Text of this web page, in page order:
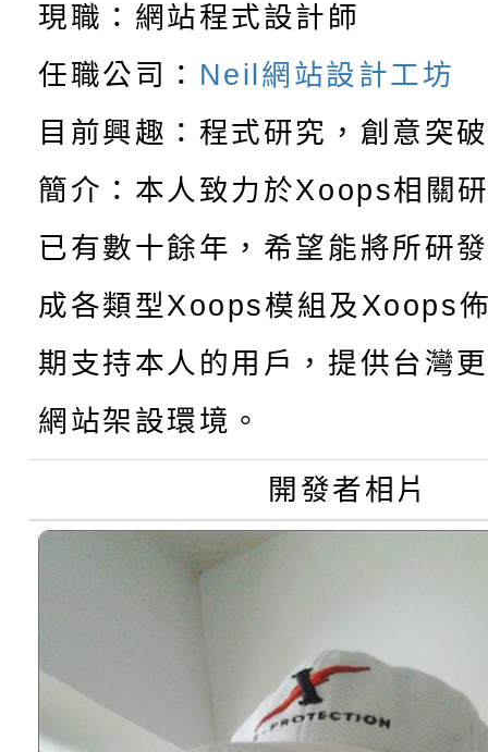
結果(第4招)
學年度第1學期第7次代
結果(第12招)
轉知：桃園市115學年
賽及師生本土語及新住
賽實施要點
轉知：「桃園市115學
比賽實施要點」
轉知：「115年金融知
動辦法」
轉知臺中市政府政風處
城市手牽手，綠能透明
畫影片一案
轉知：「115學年度全
劇比賽實施要點」及修
表
轉知：桃園市115年度
學年度第1學期第7次代
結果(第11招)
【甄選結果(第3招)】
學年度第1學期第9次代
結果(第3招)
現職：網站程式設計師
任職公司： Neil網站設計工坊
目前興趣：程式研究，創意突
簡介：本人致力於Xoops相關
已有數十餘年，希望能將所研
成各類型Xoops模組及Xoops
期支持本人的用戶，提供台灣
網站架設環境。
開發者相片